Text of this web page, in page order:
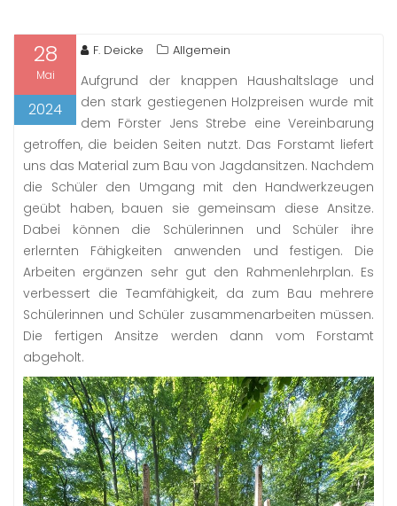
28
Mai
2024
F. Deicke Allgemein
Aufgrund der knappen Haushaltslage und
den stark gestiegenen Holzpreisen wurde mit
dem Förster Jens Strebe eine Vereinbarung
getroffen, die beiden Seiten nutzt. Das Forstamt liefert
uns das Material zum Bau von Jagdansitzen. Nachdem
die Schüler den Umgang mit den Handwerkzeugen
geübt haben, bauen sie gemeinsam diese Ansitze.
Dabei können die Schülerinnen und Schüler ihre
erlernten Fähigkeiten anwenden und festigen. Die
Arbeiten ergänzen sehr gut den Rahmenlehrplan. Es
verbessert die Teamfähigkeit, da zum Bau mehrere
Schülerinnen und Schüler zusammenarbeiten müssen.
Die fertigen Ansitze werden dann vom Forstamt
abgeholt.